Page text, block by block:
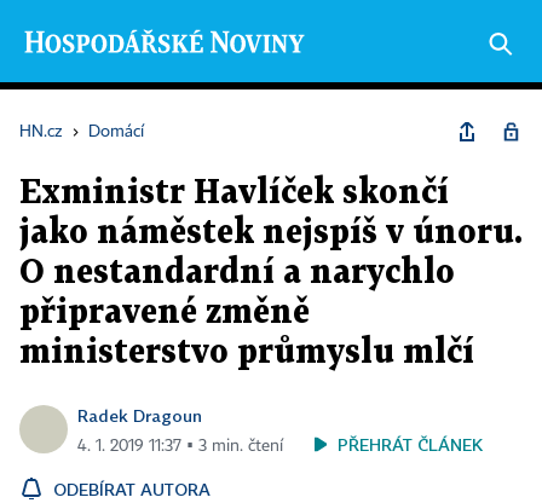
HN.cz › Domácí
Exministr Havlíček skončí
jako náměstek nejspíš v únoru.
O nestandardní a narychlo
připravené změně
ministerstvo průmyslu mlčí
Radek Dragoun
4. 1. 2019 11:37 ▪ 3 min. čtení PŘEHRÁT ČLÁNEK
ODEBÍRAT AUTORA